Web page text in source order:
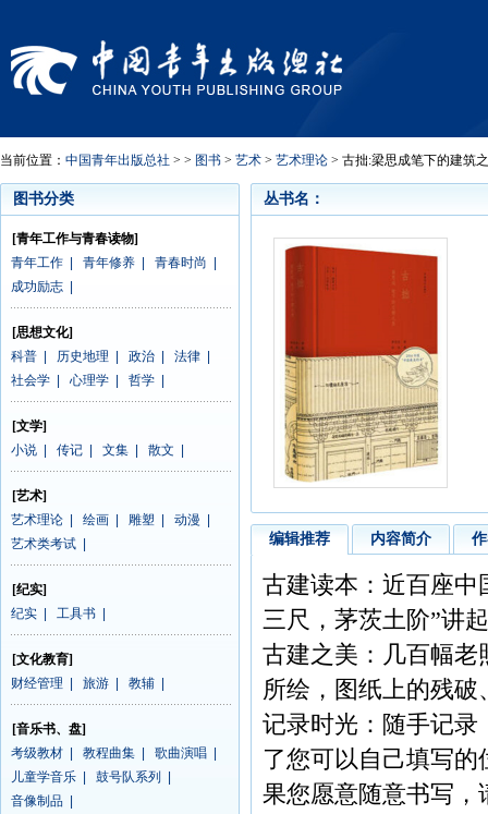
当前位置： 中国青年出版总社 > > 图书 > 艺术 > 艺术理论 > 古拙:梁思成笔下的建筑
图书分类
[青年工作与青春读物]
青年工作
青年修养 青春时尚
成功励志
[思想文化]
科普
历史地理 政治 法律
社会学
心理学 哲学
[文学]
小说
传记 文集 散文
[艺术]
艺术理论
绘画 雕塑 动漫
艺术类考试
[纪实]
纪实
工具书
[文化教育]
财经管理
旅游 教辅
[音乐书、盘]
考级教材
教程曲集 歌曲演唱
儿童学音乐
鼓号队系列
音像制品
丛书名：
编辑推荐 内容简介
古建读本：近百座中
三尺，茅茨土阶”讲
古建之美：几百幅老
所绘，图纸上的残
记录时光：随手记录
了您可以自己填写
果您愿意随意书写，